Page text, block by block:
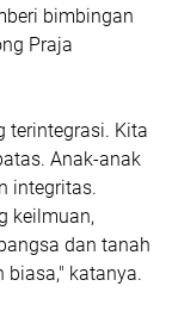
bimbingan
Praja
terintegrasi. Kita
Anak-anak
integritas.
keilmuan,
dan tanah
biasa," katanya.